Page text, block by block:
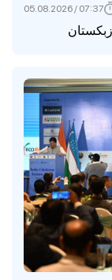
07:37 / 05.08.2026